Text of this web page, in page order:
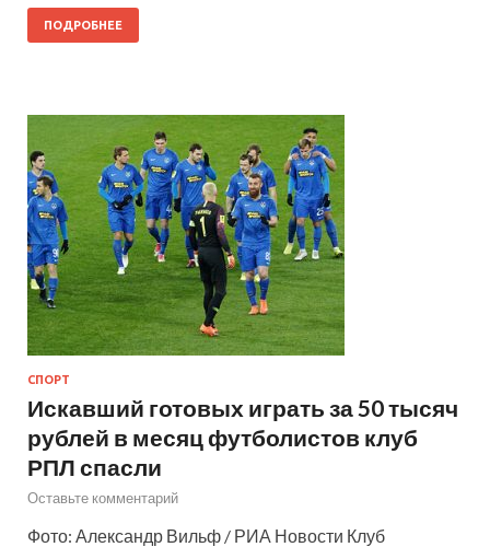
ПОДРОБНЕЕ
СПОРТ
Искавший готовых играть за 50 тысяч
рублей в месяц футболистов клуб
РПЛ спасли
Оставьте комментарий
Фото: Александр Вильф / РИА Новости Клуб